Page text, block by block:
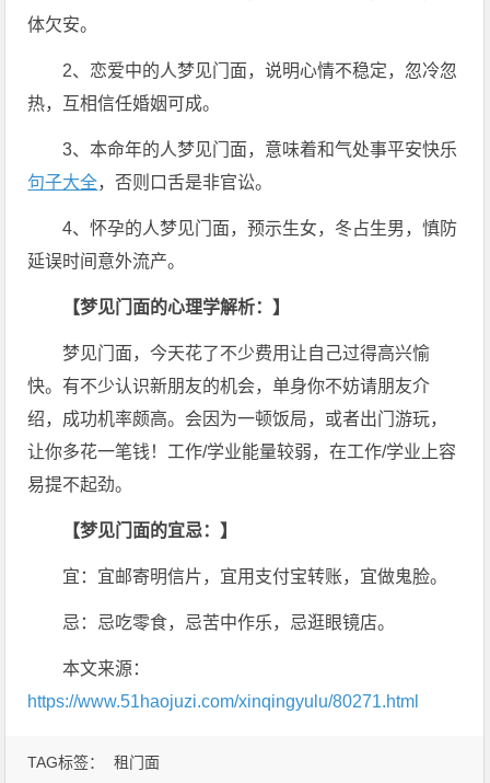
TAG标签： 租门面
体欠安。
2、恋爱中的人梦见门面，说明心情不稳定，忽冷忽
热，互相信任婚姻可成。
3、本命年的人梦见门面，意味着和气处事平安快乐
句子大全，否则口舌是非官讼。
4、怀孕的人梦见门面，预示生女，冬占生男，慎防
延误时间意外流产。
【梦见门面的心理学解析：】
梦见门面，今天花了不少费用让自己过得高兴愉
快。有不少认识新朋友的机会，单身你不妨请朋友介
绍，成功机率颇高。会因为一顿饭局，或者出门游玩，
让你多花一笔钱！工作/学业能量较弱，在工作/学业上容
易提不起劲。
【梦见门面的宜忌：】
宜：宜邮寄明信片，宜用支付宝转账，宜做鬼脸。
忌：忌吃零食，忌苦中作乐，忌逛眼镜店。
本文来源：
https://www.51haojuzi.com/xinqingyulu/80271.html